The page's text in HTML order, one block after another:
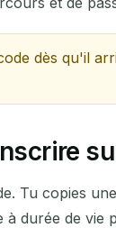
dès qu'il
Tu copies
durée de vie